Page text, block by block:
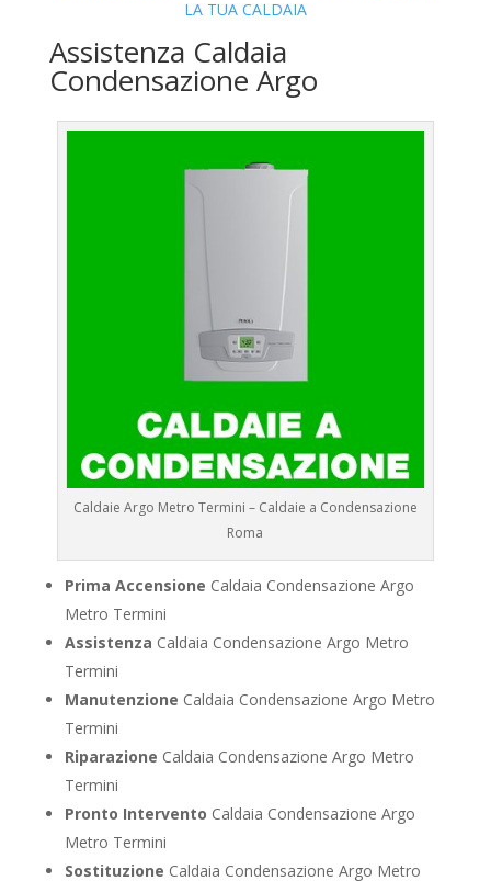
LA TUA CALDAIA
Assistenza Caldaia
Condensazione Argo
Caldaie Argo Metro Termini – Caldaie a Condensazione
Roma
Prima Accensione Caldaia Condensazione Argo
Metro Termini
Assistenza Caldaia Condensazione Argo Metro
Termini
Manutenzione Caldaia Condensazione Argo Metro
Termini
Riparazione Caldaia Condensazione Argo Metro
Termini
Pronto Intervento Caldaia Condensazione Argo
Metro Termini
Sostituzione Caldaia Condensazione Argo Metro